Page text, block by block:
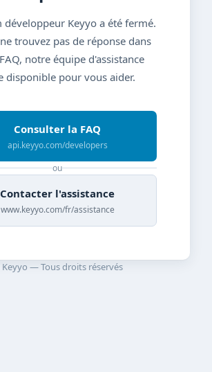
développeur Keyyo a été fermé.
trouvez pas de réponse dans
notre équipe d'assistance
disponible pour vous aider.
Consulter la FAQ
api.keyyo.com/developers
ou
Contacter l'assistance
www.keyyo.com/fr/assistance
— Tous droits réservés